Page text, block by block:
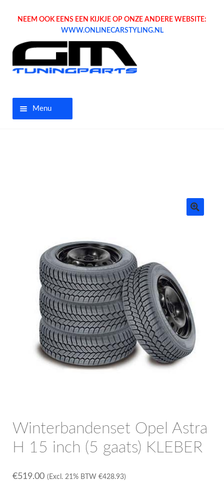
NEEM OOK EENS EEN KIJKJE OP ONZE ANDERE WEBSITE:
WWW.ONLINECARSTYLING.NL
Menu
OPC Line
Bedrijfswagen parts
Contact
Inloggen / Registreren
Winterbandenset Opel Astra
H 15 inch (5 gaats) KLEBER
€519.00 (Excl. 21% BTW €428.93)